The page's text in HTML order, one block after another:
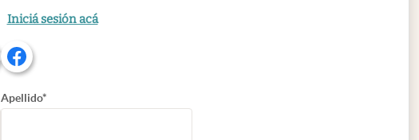
Iniciá sesión acá
Apellido*